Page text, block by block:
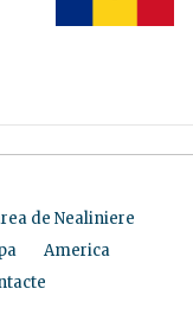
de Nealiniere
America